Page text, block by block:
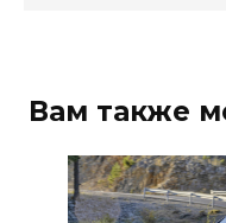
Вам также